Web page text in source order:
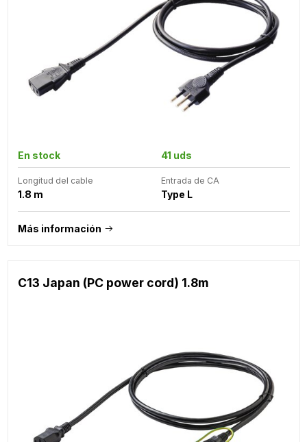
En stock 41 uds
Longitud del cable
1.8 m
Entrada de CA
Type L
Más información
C13 Japan (PC power cord) 1.8m